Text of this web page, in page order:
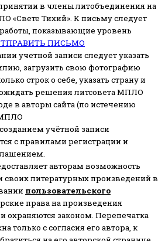
в члены литобъединения на
«Свете Тихий». К письму следует
показывающие уровень
ПИСЬМО
учетной записи следует указать
загрузить свою фотографию
строк о себе, указать страну и
решения литсовета МПЛО
в авторы сайта (по истечению
учётной записи
с правилами регистрации и
авторам возможность
своих литературных произведений в
пользовательского
права на произведения
охраняются законом. Перепечатка
только с согласия его автора, к